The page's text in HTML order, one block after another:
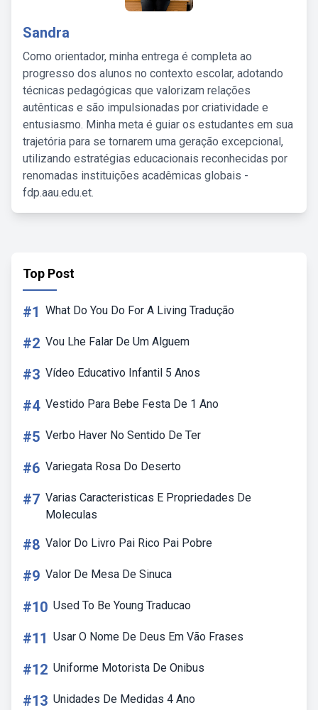
Sandra
Como orientador, minha entrega é completa ao
progresso dos alunos no contexto escolar, adotando
técnicas pedagógicas que valorizam relações
autênticas e são impulsionadas por criatividade e
entusiasmo. Minha meta é guiar os estudantes em sua
trajetória para se tornarem uma geração excepcional,
utilizando estratégias educacionais reconhecidas por
renomadas instituições acadêmicas globais -
fdp.aau.edu.et.
Top Post
#1 What Do You Do For A Living Tradução
#2 Vou Lhe Falar De Um Alguem
#3 Vídeo Educativo Infantil 5 Anos
#4 Vestido Para Bebe Festa De 1 Ano
#5 Verbo Haver No Sentido De Ter
#6 Variegata Rosa Do Deserto
#7 Varias Caracteristicas E Propriedades De
Moleculas
#8 Valor Do Livro Pai Rico Pai Pobre
#9 Valor De Mesa De Sinuca
#10 Used To Be Young Traducao
#11 Usar O Nome De Deus Em Vão Frases
#12 Uniforme Motorista De Onibus
#13 Unidades De Medidas 4 Ano